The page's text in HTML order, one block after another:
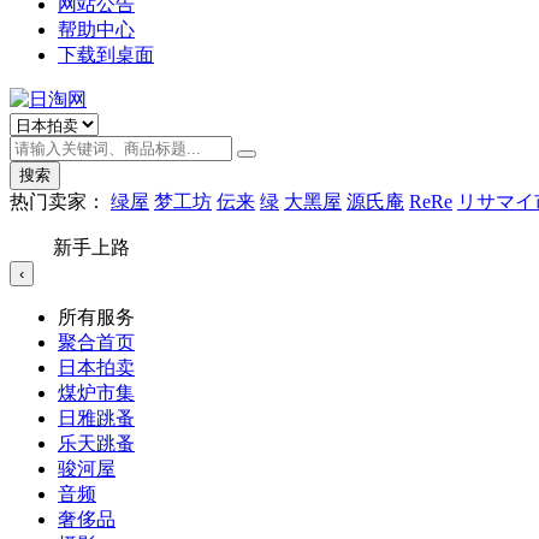
网站公告
帮助中心
下载到桌面
搜索
热门卖家： 绿屋 梦工坊 伝来 绿 大黑屋 源氏庵 ReRe リサマ
新手上路
‹
所有服务
聚合首页
日本拍卖
煤炉市集
日雅跳蚤
乐天跳蚤
骏河屋
音频
奢侈品